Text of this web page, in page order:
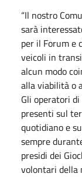
“Il nostro
sarà
per il Forum e
veicoli in
alcun modo
alla viabilità o
Gli operatori
presenti sul
quotidiano e
sempre
presidi dei
volontari della